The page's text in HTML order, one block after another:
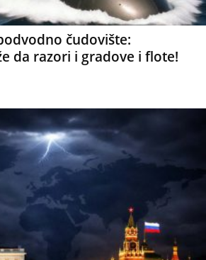
čudovište:
da razori i gradove i flote!